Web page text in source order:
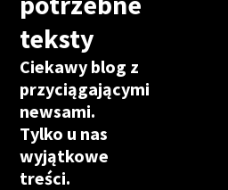
teksty
Ciekawy blog z
przyciągającymi
newsami.
Tylko u nas
wyjątkowe
treści.